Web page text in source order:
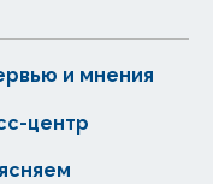
и мнения
центр